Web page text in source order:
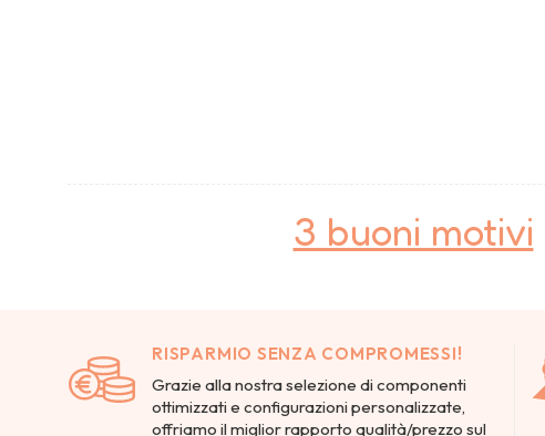
3 buoni motivi
RISPARMIO SENZA COMPROMESSI!
Grazie alla nostra selezione di componenti
ottimizzati e configurazioni personalizzate,
offriamo il miglior rapporto qualità/prezzo sul